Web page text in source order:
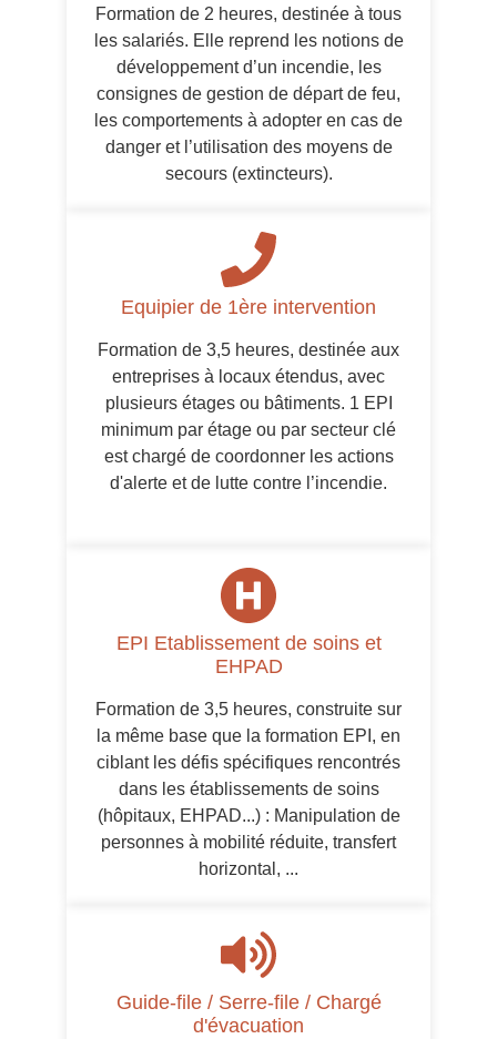
Formation de 2 heures, destinée à tous
les salariés. Elle reprend les notions de
développement d’un incendie, les
consignes de gestion de départ de feu,
les comportements à adopter en cas de
danger et l’utilisation des moyens de
secours (extincteurs).
Equipier de 1ère intervention
Formation de 3,5 heures, destinée aux
entreprises à locaux étendus, avec
plusieurs étages ou bâtiments. 1 EPI
minimum par étage ou par secteur clé
est chargé de coordonner les actions
d'alerte et de lutte contre l’incendie.
EPI Etablissement de soins et
EHPAD
Formation de 3,5 heures, construite sur
la même base que la formation EPI, en
ciblant les défis spécifiques rencontrés
dans les établissements de soins
(hôpitaux, EHPAD...) : Manipulation de
personnes à mobilité réduite, transfert
horizontal, ...
Guide-file / Serre-file / Chargé
d'évacuation